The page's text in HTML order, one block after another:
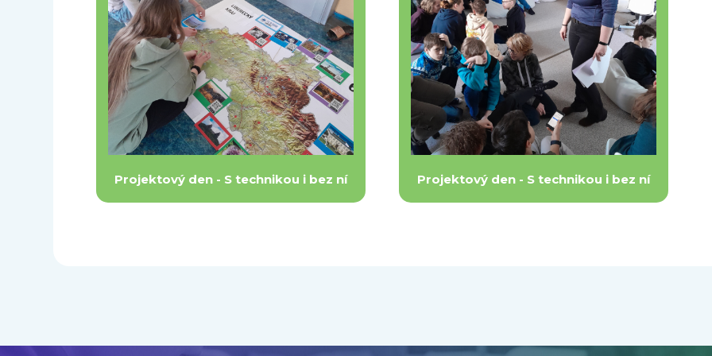
Projektový den - S technikou i bez ní Projektový den - S technikou i bez ní